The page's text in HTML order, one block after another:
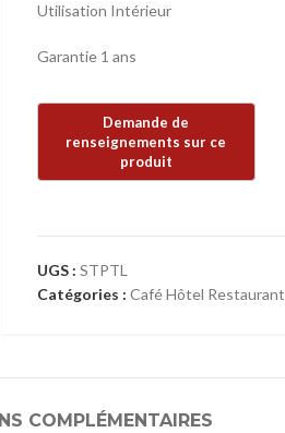
Utilisation Intérieur
Garantie 1 ans
UGS : STPTL
Catégories : Café Hôtel Restaurant
COMPLÉMENTAIRES